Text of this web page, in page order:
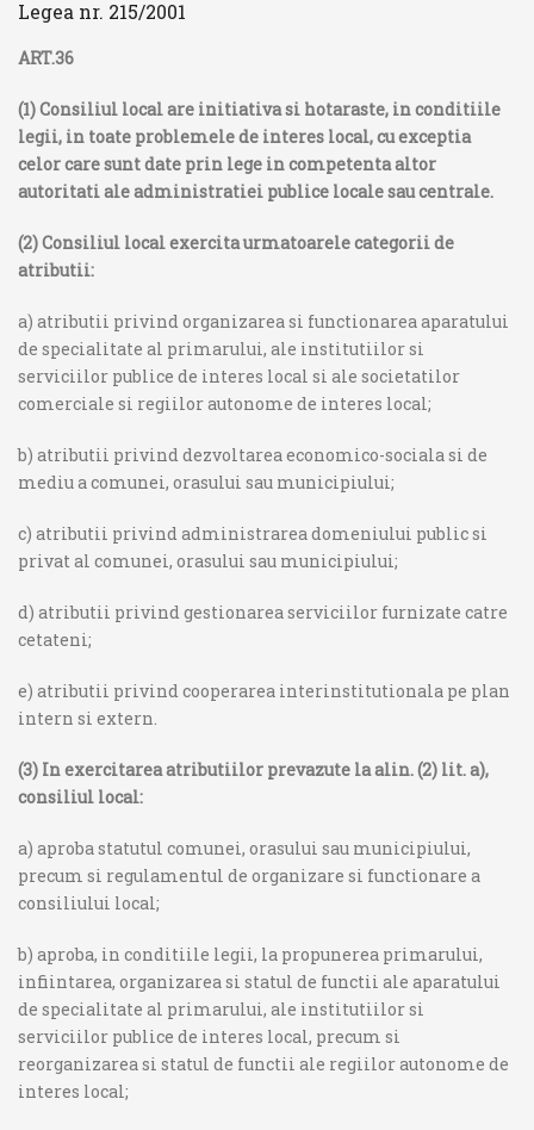
Legea nr. 215/2001
ART.36
(1) Consiliul local are initiativa si hotaraste, in conditiile
legii, in toate problemele de interes local, cu exceptia
celor care sunt date prin lege in competenta altor
autoritati ale administratiei publice locale sau centrale.
(2) Consiliul local exercita urmatoarele categorii de
atributii:
a) atributii privind organizarea si functionarea aparatului
de specialitate al primarului, ale institutiilor si
serviciilor publice de interes local si ale societatilor
comerciale si regiilor autonome de interes local;
b) atributii privind dezvoltarea economico-sociala si de
mediu a comunei, orasului sau municipiului;
c) atributii privind administrarea domeniului public si
privat al comunei, orasului sau municipiului;
d) atributii privind gestionarea serviciilor furnizate catre
cetateni;
e) atributii privind cooperarea interinstitutionala pe plan
intern si extern.
(3) In exercitarea atributiilor prevazute la alin. (2) lit. a),
consiliul local:
a) aproba statutul comunei, orasului sau municipiului,
precum si regulamentul de organizare si functionare a
consiliului local;
b) aproba, in conditiile legii, la propunerea primarului,
infiintarea, organizarea si statul de functii ale aparatului
de specialitate al primarului, ale institutiilor si
serviciilor publice de interes local, precum si
reorganizarea si statul de functii ale regiilor autonome de
interes local;